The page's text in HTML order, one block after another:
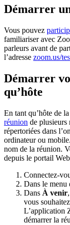
Démarrer
Vous pouvez
familiariser avec
parleurs avant de
l’adresse zoom.us/
Démarrer
qu’hôte
En tant qu’hôte de
réunion de plusieurs
répertoriées dans
ordinateur ou
nom de la réunion.
depuis le portail
Connectez-
Dans le menu
Dans À venir
vous
L’application
démarrer la